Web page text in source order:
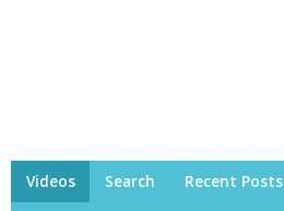
Videos Search Recent Posts